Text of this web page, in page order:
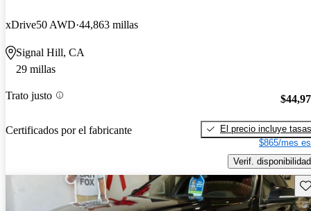
xDrive50 AWD 44,863 millas
Signal Hill, CA
29 millas
Trato justo
Certificados por el fabricante
El precio incluye tasas
$865/mes
Verif. disponibilidad